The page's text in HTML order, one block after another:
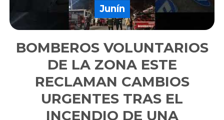
BOMBEROS VOLUNTARIOS
DE LA ZONA ESTE
RECLAMAN CAMBIOS
URGENTES TRAS EL
INCENDIO DE UNA
Junín